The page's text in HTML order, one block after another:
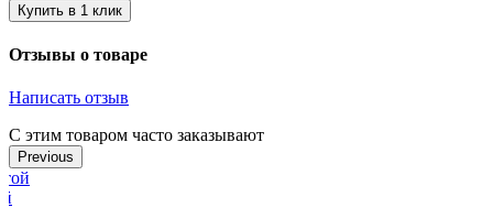
Купить в 1 клик
Отзывы о товаре
Написать отзыв
С этим товаром часто заказывают
Previous